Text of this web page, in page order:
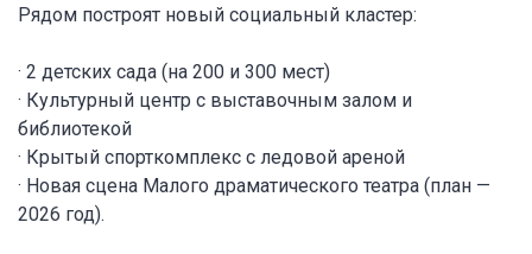
Рядом построят новый социальный кластер:
· 2 детских сада (на 200 и 300 мест)
· Культурный центр с выставочным залом и
библиотекой
· Крытый спорткомплекс с ледовой ареной
· Новая сцена Малого драматического театра (план —
2026 год).